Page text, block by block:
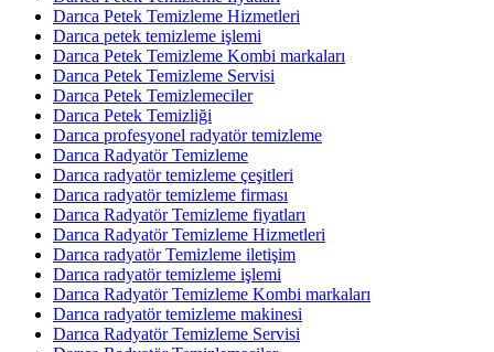
Darıca Petek Temizleme Hizmetleri
Darıca petek temizleme işlemi
Darıca Petek Temizleme Kombi markaları
Darıca Petek Temizleme Servisi
Darıca Petek Temizlemeciler
Darıca Petek Temizliği
Darıca profesyonel radyatör temizleme
Darıca Radyatör Temizleme
Darıca radyatör temizleme çeşitleri
Darıca radyatör temizleme firması
Darıca Radyatör Temizleme fiyatları
Darıca Radyatör Temizleme Hizmetleri
Darıca radyatör Temizleme iletişim
Darıca radyatör temizleme işlemi
Darıca Radyatör Temizleme Kombi markaları
Darıca radyatör temizleme makinesi
Darıca Radyatör Temizleme Servisi